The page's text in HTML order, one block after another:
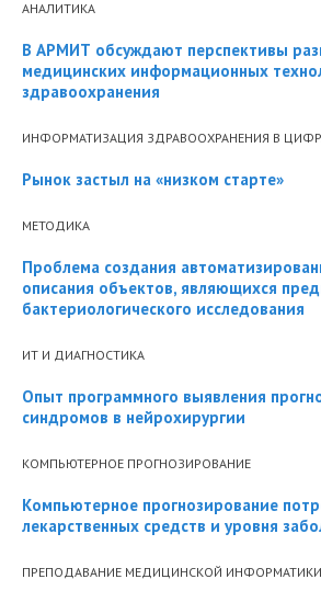
АНАЛИТИКА
В АРМИТ обсуждают перспективы
медицинских информационных
здравоохранения
ИНФОРМАТИЗАЦИЯ ЗДРАВООХРАНЕНИЯ В
Рынок застыл на «низком старте»
МЕТОДИКА
Проблема создания
описания объектов, являющихся
бактериологического исследования
ИТ И ДИАГНОСТИКА
Опыт программного выявления
синдромов в нейрохирургии
КОМПЬЮТЕРНОЕ ПРОГНОЗИРОВАНИЕ
Компьютерное прогнозирование
лекарственных средств и уровня
ПРЕПОДАВАНИЕ МЕДИЦИНСКОЙ ИНФОРМАТИКИ